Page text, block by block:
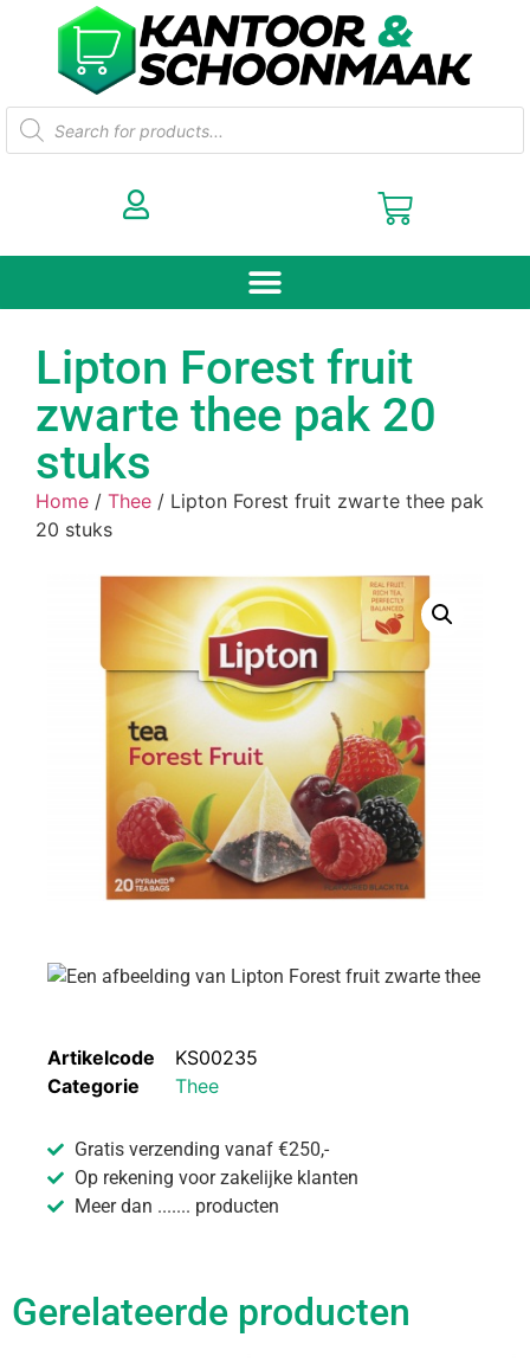
Lipton Forest fruit
zwarte thee pak 20
stuks
Home / Thee / Lipton Forest fruit zwarte thee pak
20 stuks
Artikelcode
KS00235
Categorie
Thee
Gratis verzending vanaf €250,-
Op rekening voor zakelijke klanten
Meer dan ....... producten
Gerelateerde producten